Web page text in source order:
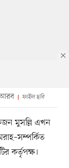
আরব ফাইল ছবি
মুসল্লি এখন
কর্তৃপক্ষ।